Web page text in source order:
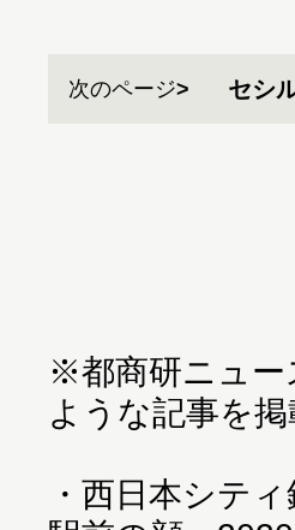
次のページ セシ
※都商研ニュー
ような記事を掲
・ 西日本シテ